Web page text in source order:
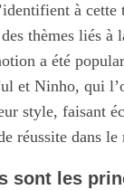
à cette
thèmes liés à
a été
et Ninho, qui
style, faisant
réussite dans
sont les